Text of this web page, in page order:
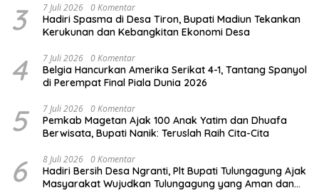
3 7 Juli 2026 0 Komentar
Hadiri Spasma di Desa Tiron, Bupati Madiun Tekankan
Kerukunan dan Kebangkitan Ekonomi Desa
4 7 Juli 2026 0 Komentar
Belgia Hancurkan Amerika Serikat 4-1, Tantang Spanyol
di Perempat Final Piala Dunia 2026
5 7 Juli 2026 0 Komentar
Pemkab Magetan Ajak 100 Anak Yatim dan Dhuafa
Berwisata, Bupati Nanik: Teruslah Raih Cita-Cita
6 8 Juli 2026 0 Komentar
Hadiri Bersih Desa Ngranti, Plt Bupati Tulungagung Ajak
Masyarakat Wujudkan Tulungagung yang Aman dan